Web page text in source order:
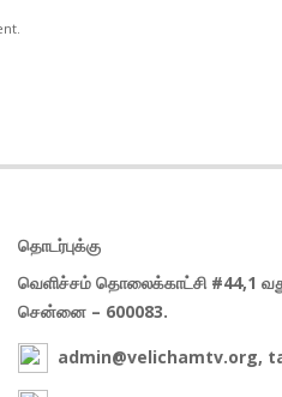
தொடர்புக்கு
வெளிச்சம் தொலைக்காட்சி #44,1
சென்னை – 600083.
admin@velichamtv.org,